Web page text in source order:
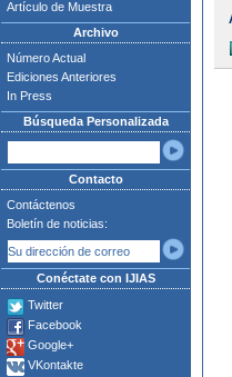
Artículo de Muestra
Archivo
Número Actual
Ediciones Anteriores
In Press
Búsqueda Personalizada
Contacto
Contáctenos
Boletín de noticias:
Conéctate con IJIAS
Twitter
Facebook
Google+
VKontakte